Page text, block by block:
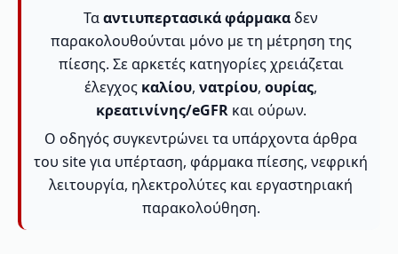
Τααντιυπερτασικά φάρμακαδεν
παρακολουθούνται μόνο με τη μέτρηση της
πίεσης. Σε αρκετές κατηγορίες χρειάζεται
έλεγχος καλίου, νατρίου, ουρίας,
κρεατινίνης/eGFRκαι ούρων.
Ο οδηγός συγκεντρώνει τα υπάρχοντα άρθρα
του site για υπέρταση, φάρμακα πίεσης, νεφρική
λειτουργία, ηλεκτρολύτες και εργαστηριακή
παρακολούθηση.